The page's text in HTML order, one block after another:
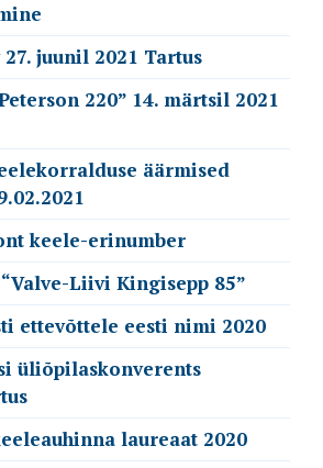
juunil 2021 Tartus
220” 14. märtsil 2021
äärmised
keele-erinumber
Liivi Kingisepp 85”
ettevõttele eesti nimi 2020
üliõpilaskonverents
laureaat 2020